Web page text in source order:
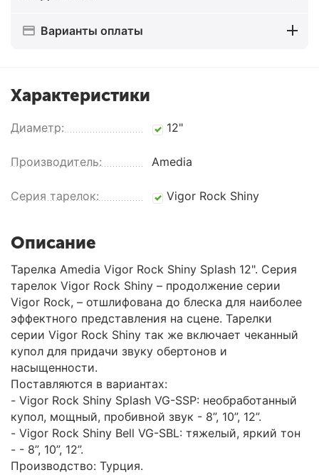
Варианты оплаты
Характеристики
Диаметр: 12"
Производитель: Amedia
Серия тарелок: Vigor Rock Shiny
Описание
Тарелка Amedia Vigor Rock Shiny Splash 12". Серия
тарелок Vigor Rock Shiny – продолжение серии
Vigor Rock, – отшлифована до блеска для наиболее
эффектного представления на сцене. Тарелки
серии Vigor Rock Shiny так же включает чеканный
купол для придачи звуку обертонов и
насыщенности.
Поставляются в вариантах:
- Vigor Rock Shiny Splash VG-SSP: необработанный
купол, мощный, пробивной звук - 8”, 10”, 12”.
- Vigor Rock Shiny Bell VG-SBL: тяжелый, яркий тон
- - 8”, 10”, 12”.
Производство: Турция.